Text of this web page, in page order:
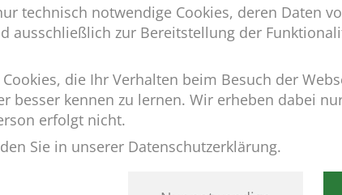
technisch notwendige Cookies, deren Daten
ausschließlich zur Bereitstellung der
die Ihr Verhalten beim Besuch der
besser kennen zu lernen. Wir erheben dabei
erfolgt nicht.
Sie in unserer Datenschutzerklärung.